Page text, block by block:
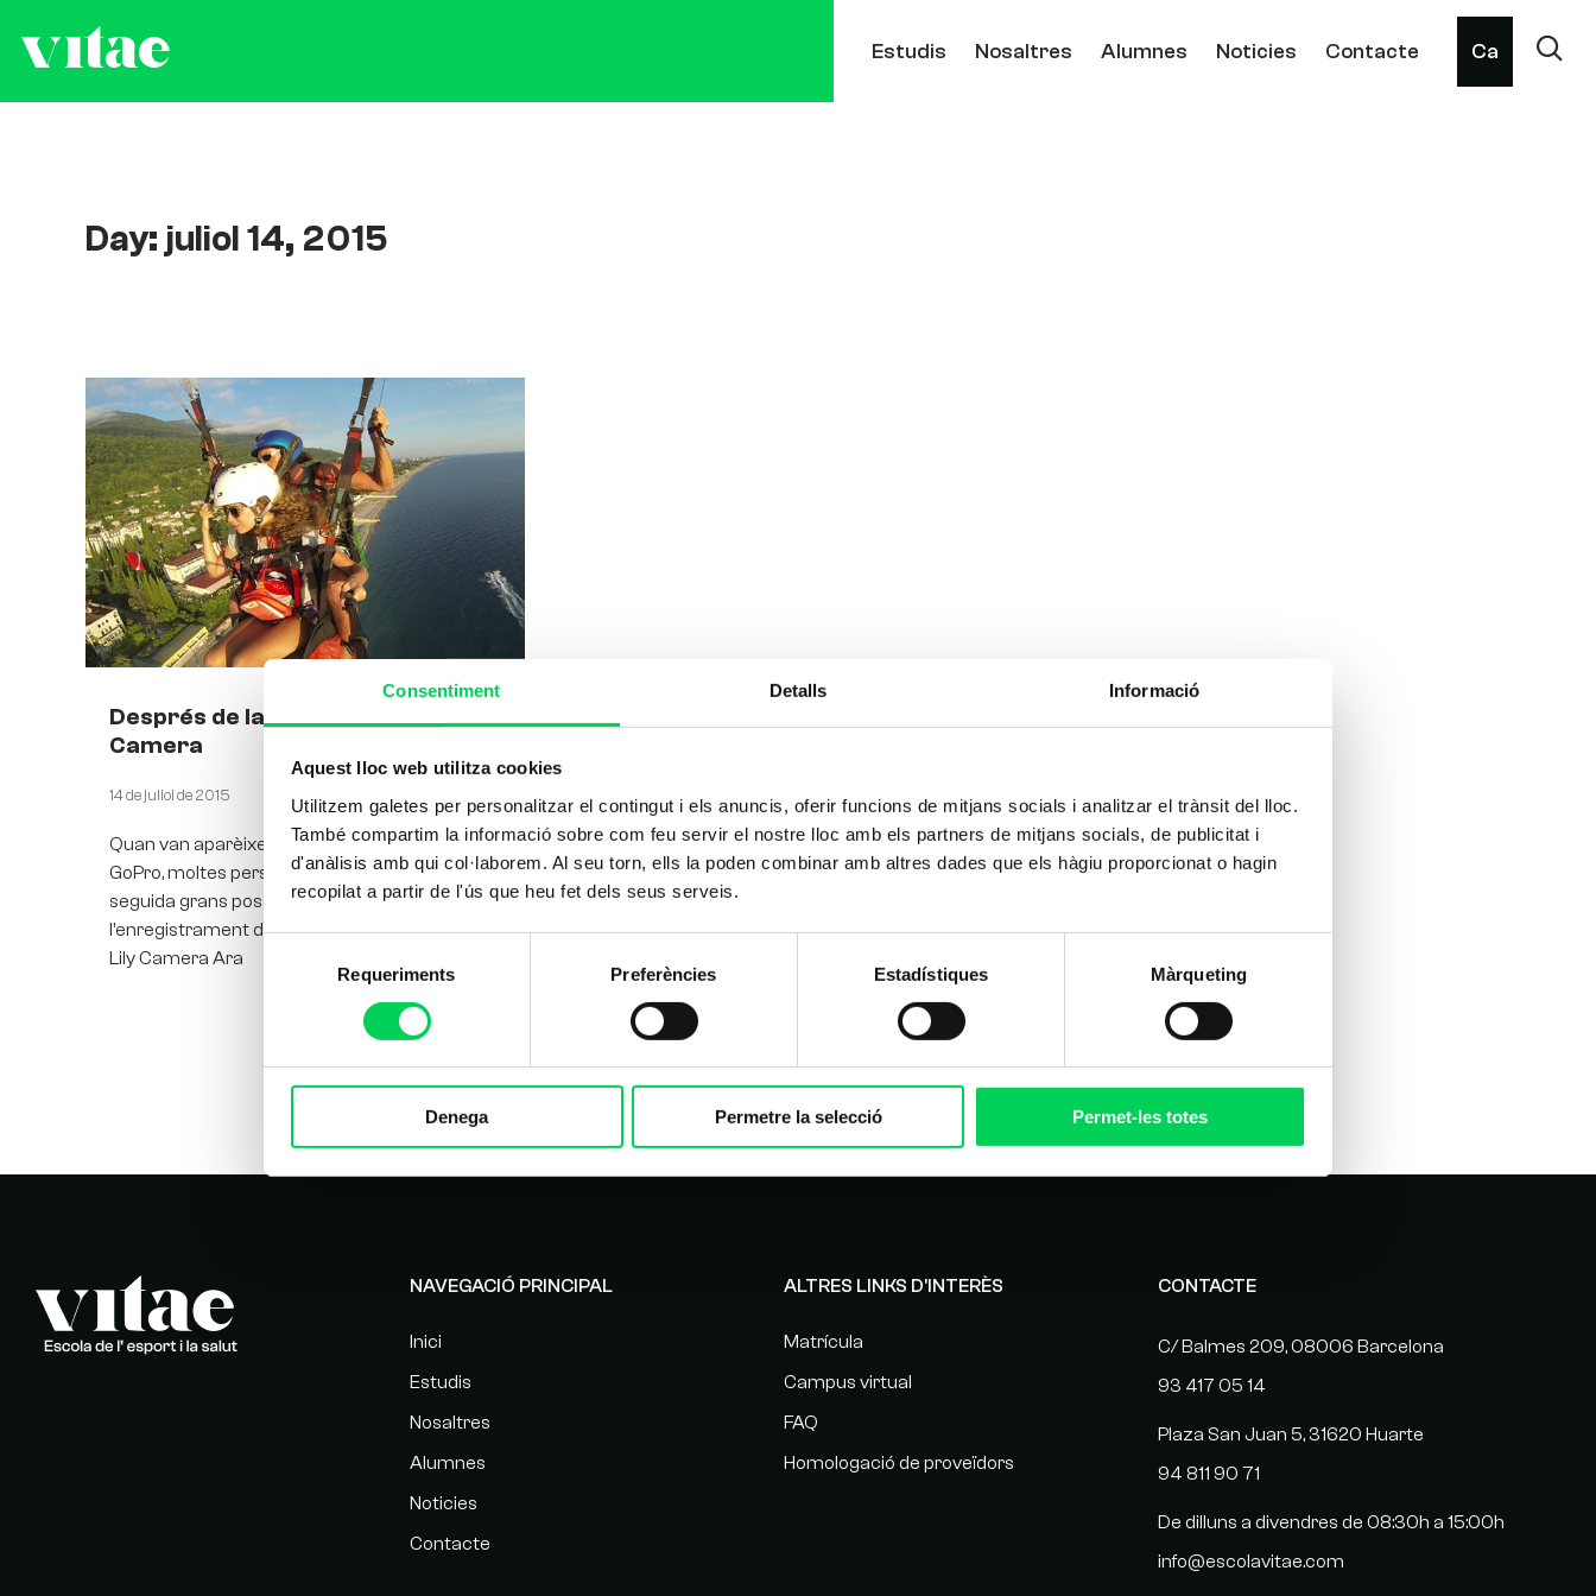
Consentiment Detalls Informació
Aquest lloc web utilitza cookies
Utilitzem galetes per personalitzar el contingut i els anuncis, oferir funcions de mitjans socials i analitzar el trànsit del lloc.
També compartim la informació sobre com feu servir el nostre lloc amb els partners de mitjans socials, de publicitat i
d'anàlisis amb qui col·laborem. Al seu torn, ells la poden combinar amb altres dades que els hàgiu proporcionat o hagin
recopilat a partir de l'ús que heu fet dels seus serveis.
consentiment
Requeriments Preferències Estadístiques Màrqueting
Denega Permetre la selecció Permet-les totes
Estudis Nosaltres Alumnes Noticies Contacte Ca
Day: juliol 14, 2015
Després de la GoPro arriba la Lily
Camera
14 de juliol de 2015
Quan van aparèixer les primeres càmeres
GoPro, moltes persones van veure-hi de
seguida grans possibilitats, sobretot de cara a
l’enregistrament d’esdeveniments esportius.
Lily Camera Ara
NAVEGACIÓ PRINCIPAL
Inici
Estudis
Nosaltres
Alumnes
Noticies
Contacte
ALTRES LINKS D'INTERÈS
Matrícula
Campus virtual
FAQ
Homologació de proveïdors
CONTACTE
C/ Balmes 209, 08006 Barcelona
93 417 05 14
Plaza San Juan 5, 31620 Huarte
94 811 90 71
De dilluns a divendres de 08:30h a 15:00h
info@escolavitae.com